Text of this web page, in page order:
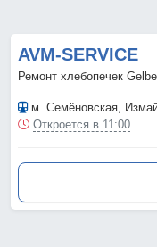
AVM-SERVICE
Ремонт хлебопечек
м. Семёновская,
Откроется в 11:00